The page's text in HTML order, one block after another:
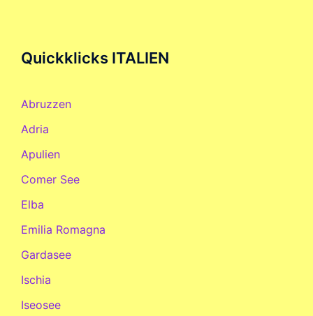
Quickklicks ITALIEN
Abruzzen
Adria
Apulien
Comer See
Elba
Emilia Romagna
Gardasee
Ischia
Iseosee